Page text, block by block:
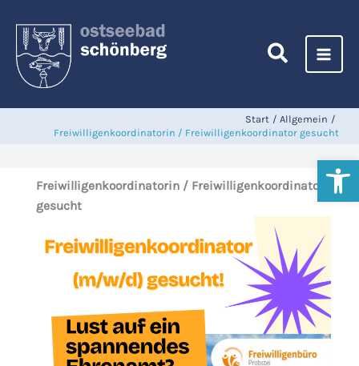
Inhalt
springen
Start
Allgemein
Freiwilligenkoordinatorin / Freiwilligenkoordinator gesucht
Freiwilligenkoordinatorin / Freiwilligenkoordinator
gesucht